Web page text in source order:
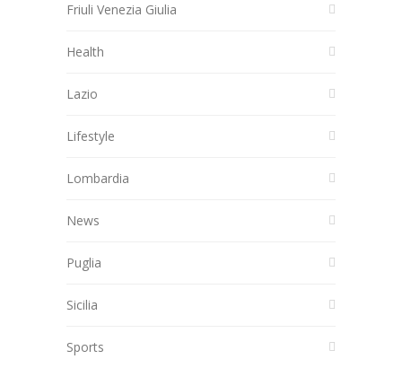
Friuli Venezia Giulia
Health
Lazio
Lifestyle
Lombardia
News
Puglia
Sicilia
Sports